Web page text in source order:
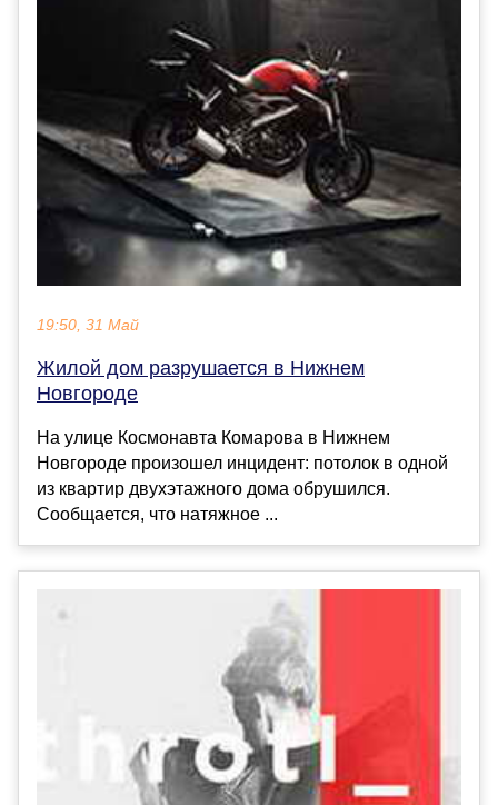
19:50, 31 Май
Жилой дом разрушается в Нижнем
Новгороде
На улице Космонавта Комарова в Нижнем
Новгороде произошел инцидент: потолок в одной
из квартир двухэтажного дома обрушился.
Сообщается, что натяжное ...